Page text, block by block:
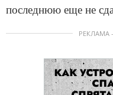
последнюю еще не
РЕКЛАМА